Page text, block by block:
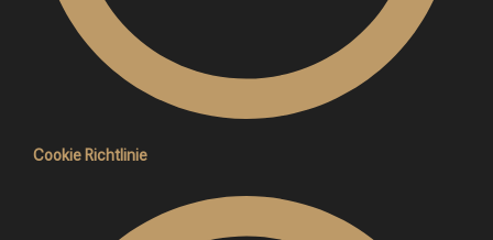
Cookie Richtlinie